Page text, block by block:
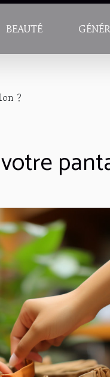
BEAUTÉ
?